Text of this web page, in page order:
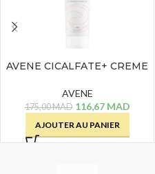
AVENE CICALFATE+ CREME
AVENE
175,00MAD 116,67 MAD
AJOUTER AU PANIER